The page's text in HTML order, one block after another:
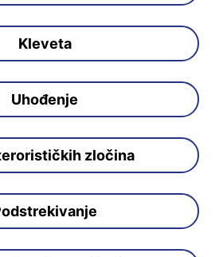
Kleveta
Uhođenje
zločina